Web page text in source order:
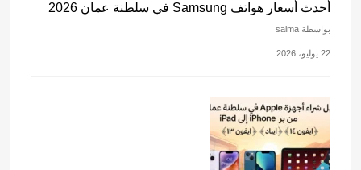
أحدث أسعار هواتف Samsung في سلطنة عمان 2026
بواسطة salma
22 يوليو، 2026